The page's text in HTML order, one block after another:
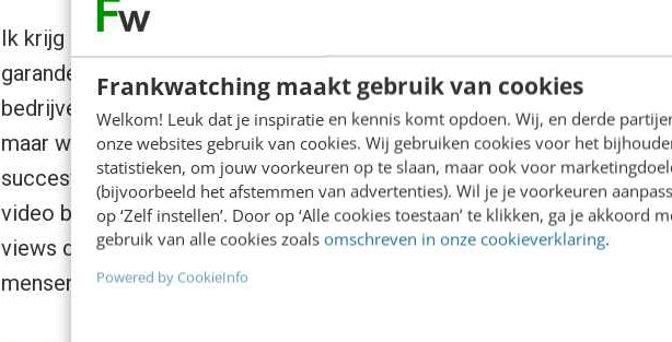
Frankwatching maakt gebruik van cookies
Welkom! Leuk dat je inspiratie en kennis komt opdoen. Wij, en derde
onze websites gebruik van cookies. Wij gebruiken cookies voor het
statistieken, om jouw voorkeuren op te slaan, maar ook voor
(bijvoorbeeld het afstemmen van advertenties). Wil je je voorkeuren
op ‘Zelf instellen’. Door op ‘Alle cookies toestaan’ te klikken, ga je akkoord
gebruik van alle cookies zoals omschreven in onze cookieverklaring.
Powered by CookieInfo
Ik krijg zo vaak de vraag: ‘kun je deze video ook viral maken?’ En
garanderen?’ Met prachtige videocampagnes als
Will it Blend
bedrijven al snel een paar honderduizend views te krijgen op
maar wees ook praktisch. Een video met een paar honderd views kan
succesvol zijn: als de 300 views allemaal mensen zijn die met
video bekijken en daarna in actie komen, kun je beter 300 views
views die tot niks leiden. Met andere woorden: focus je op het
mensen, niet de meeste mensen.